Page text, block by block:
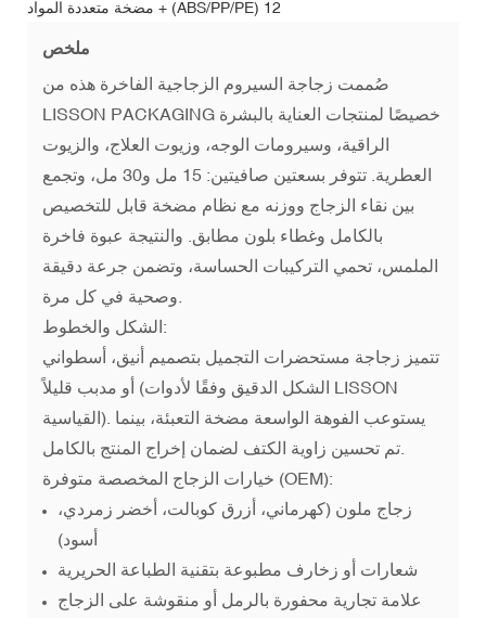
ملخص
صُممت زجاجة السيروم الزجاجية الفاخرة هذه من
LISSON PACKAGING خصيصًا لمنتجات العناية بالبشرة
الراقية، وسيرومات الوجه، وزيوت العلاج، والزيوت
العطرية. تتوفر بسعتين صافيتين: 15 مل و30 مل، وتجمع
بين نقاء الزجاج ووزنه مع نظام مضخة قابل للتخصيص
بالكامل وغطاء بلون مطابق. والنتيجة عبوة فاخرة
الملمس، تحمي التركيبات الحساسة، وتضمن جرعة دقيقة
الشكل والخطوط:
تتميز زجاجة مستحضرات التجميل بتصميم أنيق، أسطواني
أو مدبب قليلاً (الشكل الدقيق وفقًا لأدوات LISSON
القياسية). يستوعب الفوهة الواسعة مضخة التعبئة، بينما
خيارات الزجاج المخصصة متوفرة (OEM):
زجاج ملون (كهرماني، أزرق كوبالت، أخضر زمردي،
أسود)
شعارات أو زخارف مطبوعة بتقنية الطباعة الحريرية
علامة تجارية محفورة بالرمل أو منقوشة على الزجاج